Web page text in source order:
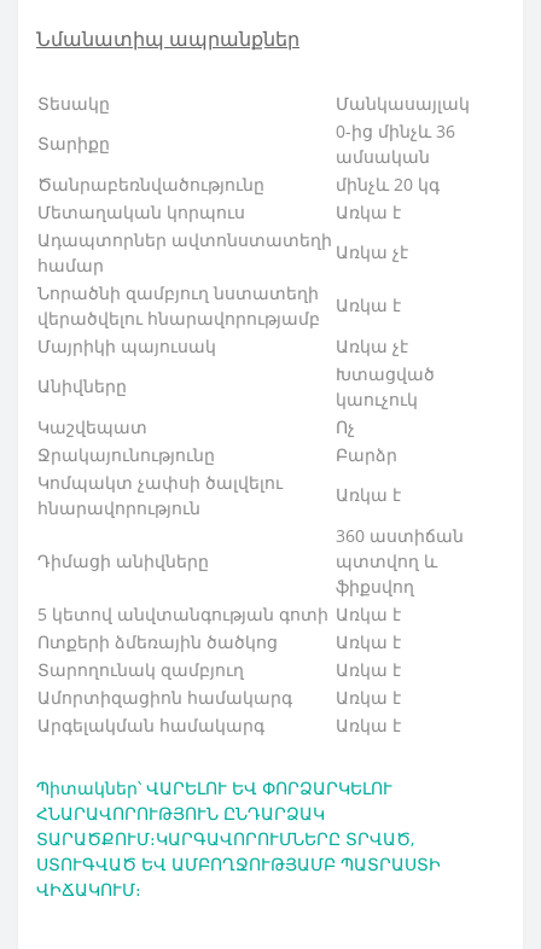
Նմանատիպ ապրանքներ
Տեսակը
Մանկասայլակ
Տարիքը
0-ից մինչև 36
ամսական
Ծանրաբեռնվածությունը
մինչև 20 կգ
Մետաղական կորպուս
Առկա է
Ադապտորներ ավտոնստատեղի
համար
Առկա չէ
Նորածնի զամբյուղ նստատեղի
վերածվելու հնարավորությամբ
Առկա է
Մայրիկի պայուսակ
Առկա չէ
Անիվները
Խտացված
կաուչուկ
Կաշվեպատ
Ոչ
Ջրակայունությունը
Բարձր
Կոմպակտ չափսի ծալվելու
հնարավորություն
Առկա է
Դիմացի անիվները
360 աստիճան
պտտվող և
ֆիքսվող
5 կետով անվտանգության գոտի Առկա է
Ոտքերի ձմեռային ծածկոց
Առկա է
Տարողունակ զամբյուղ
Առկա է
Ամորտիզացիոն համակարգ
Առկա է
Արգելակման համակարգ
Առկա է
Պիտակներ՝ ՎԱՐԵԼՈՒ ԵՎ ՓՈՐՁԱՐԿԵԼՈՒ
ՀՆԱՐԱՎՈՐՈՒԹՅՈՒՆ ԸՆԴԱՐՁԱԿ
ՏԱՐԱԾՔՈՒՄ։ԿԱՐԳԱՎՈՐՈՒՄՆԵՐԸ ՏՐՎԱԾ,
ՍՏՈՒԳՎԱԾ ԵՎ ԱՄԲՈՂՋՈՒԹՅԱՄԲ ՊԱՏՐԱՍՏԻ
ՎԻՃԱԿՈՒՄ։